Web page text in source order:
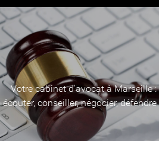
Votre cabinet d'avocat à Marseille :
écouter, conseiller, négocier, défendre